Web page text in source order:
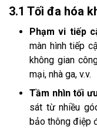
3.1 Tối đa hóa
Phạm vi tiếp
màn hình tiếp
không gian
mại, nhà ga, v.v.
Tầm nhìn tối
sát từ nhiều
bảo thông điệp